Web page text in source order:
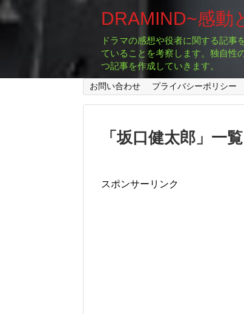
DRAMIND~感動
ドラマの感想や役者に関する記
ていることを考察します。独自性
つ記事を作成していきます。
お問い合わせ プライバシーポリシー
「坂口健太郎 」 一覧
スポンサーリンク